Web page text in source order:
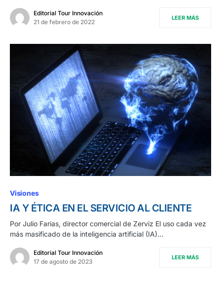
Editorial Tour Innovación
21 de febrero de 2022
LEER MÁS
Visiones
IA Y ÉTICA EN EL SERVICIO AL CLIENTE
Por Julio Farias, director comercial de Zerviz El uso cada vez
más masificado de la inteligencia artificial (IA)…
Editorial Tour Innovación
17 de agosto de 2023
LEER MÁS